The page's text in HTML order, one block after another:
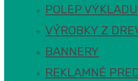
POLEP VÝKLADU
VÝROBKY Z
BANNERY
REKLAMNÉ